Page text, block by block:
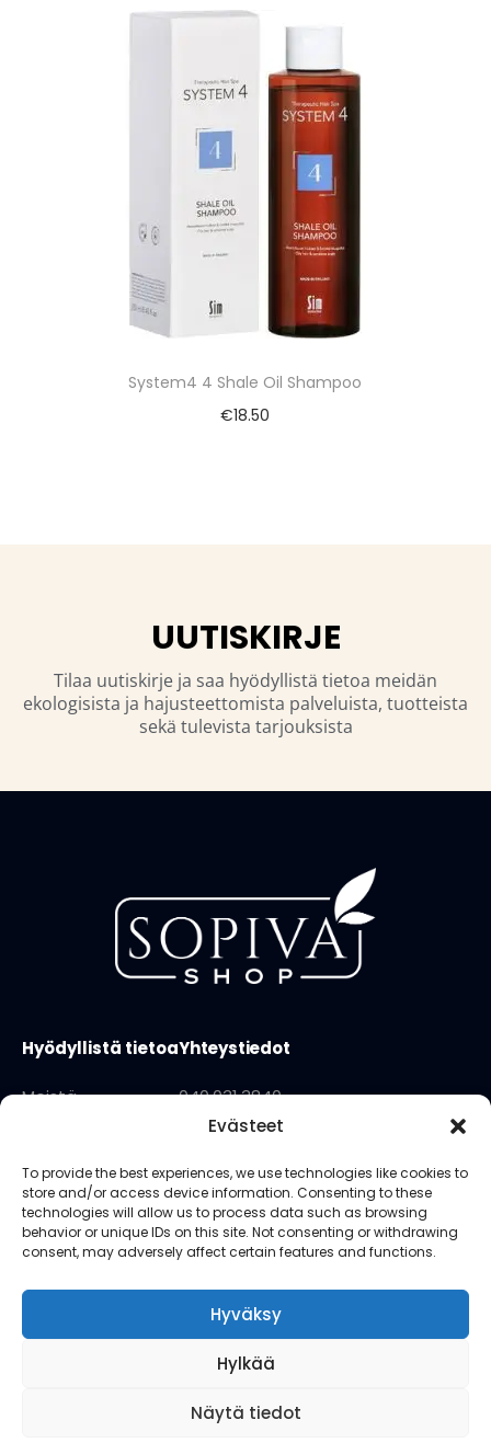
Evästeet
To provide the best experiences, we use technologies like cookies to
store and/or access device information. Consenting to these
technologies will allow us to process data such as browsing
behavior or unique IDs on this site. Not consenting or withdrawing
consent, may adversely affect certain features and functions.
Hyväksy
Hylkää
Näytä tiedot
System4 4 Shale Oil Shampoo
€18.50
UUTISKIRJE
Tilaa uutiskirje ja saa hyödyllistä tietoa meidän
ekologisista ja hajusteettomista palveluista, tuotteista
sekä tulevista tarjouksista
Hyödyllistä tietoa
Meistä
Tietosuojaseloste
Yhteystiedot
040 031 3840
info@sopivashop.fi
Kauppapuistikko 18 lh1
65100 Vaasa
Seuraa meitä
Finnish